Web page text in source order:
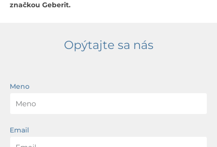
biela
značkou Geberit.
Opýtajte sa nás
Meno
Email